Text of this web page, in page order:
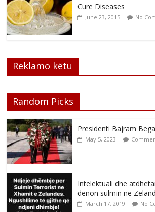
Cure Diseases
June 23, 2015 No
Reklamo këtu
Random Picks
Presidenti Bajram
May 5, 2023
Intelektuali dhe
dënon sulmin në
March 17, 2019 No